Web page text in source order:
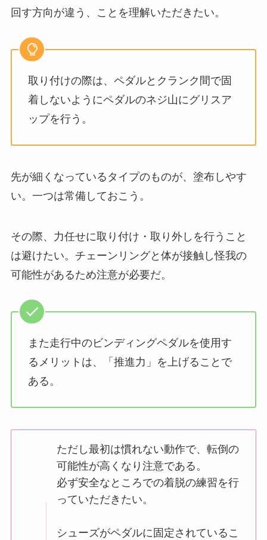
回す方向が違う、ことを理解いただきたい。
取り付けの際は、ペダルとクランク間で固
着しないようにペダルのネジ山にグリスア
ップを行う。
先が細くなっているタイプのものが、塗布しやす
い。一つは常備しておこう。
その際、力任せに取り付け・取り外しを行うこと
は避けたい。チェーンリングと体が接触し怪我の
可能性があるため注意が必要だ。
また走行中のビンディングペダルを使用す
るメリットは、「推進力」を上げることで
ある。
ただし最初は慣れない動作で、転倒の
可能性が高くなり注意である。
必ず安全なところでの着脱の練習を行
っていただきたい。
シューズがペダルに固定されているこ